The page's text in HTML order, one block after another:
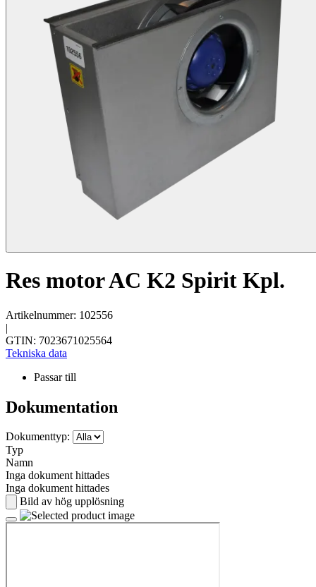
Res motor AC K2 Spirit Kpl.
Artikelnummer: 102556
|
GTIN: 7023671025564
Tekniska data
Passar till
Dokumentation
Dokumenttyp:
Typ
Namn
Inga dokument hittades
Inga dokument hittades
Bild av hög upplösning